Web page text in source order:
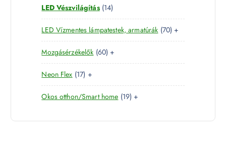
k
é
k
r
m
é
t
e
r
m
é
k
LED Vészvilágítás 141
4
t
e
r
m
k
LED Vízmentes lámpatestek, armatúrák 707
0
e
m
+
Mozgásérzékelők 606
0
e
r
é
+
Neon Flex 171
7
t
r
+
Okos otthon/Smart home 191
t
+